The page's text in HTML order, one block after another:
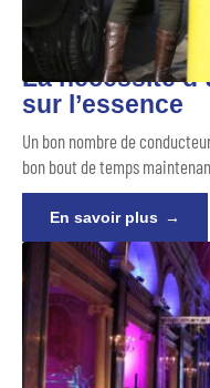
La nécessité
sur l’essence
Un bon nombre de
bon bout de temps
En savoir plus